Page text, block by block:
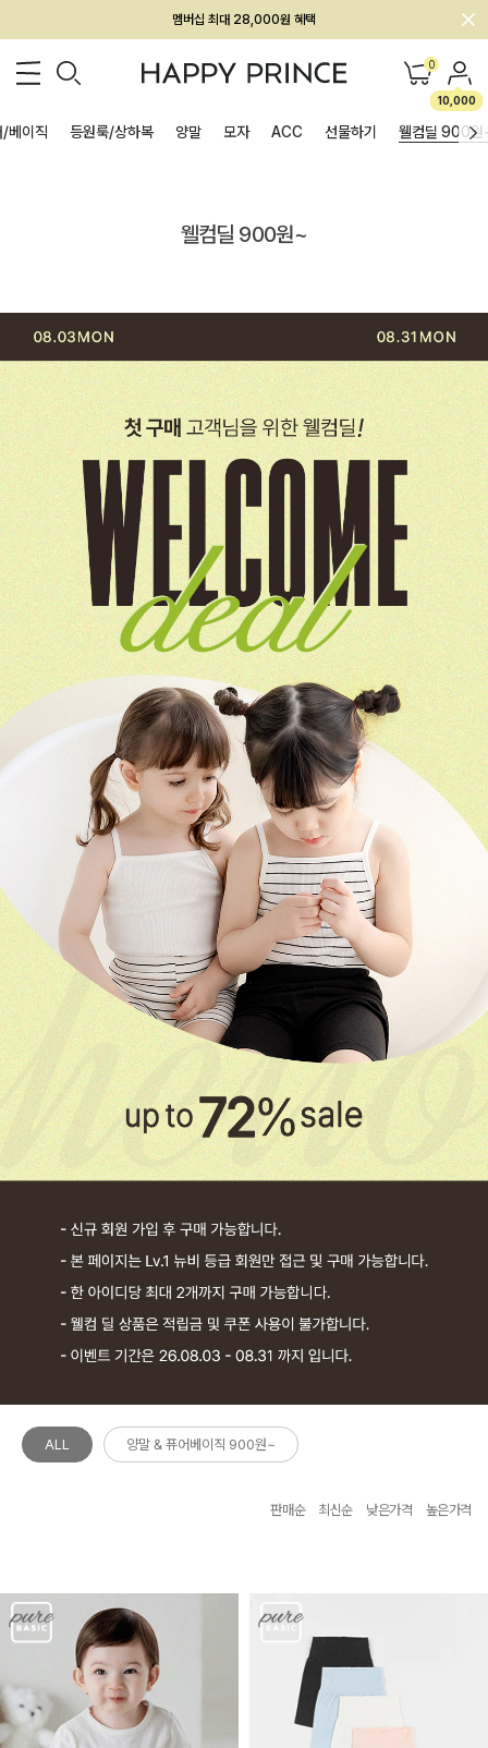
멤버십 최대 28,000원 혜택
0
10,000
/베이직 등원룩/상하복 양말 모자 ACC 선물하기 웰컴딜 900원
웰컴딜 900원~
ALL 양말 & 퓨어베이직 900원~
판매순 최신순 낮은가격 높은가격